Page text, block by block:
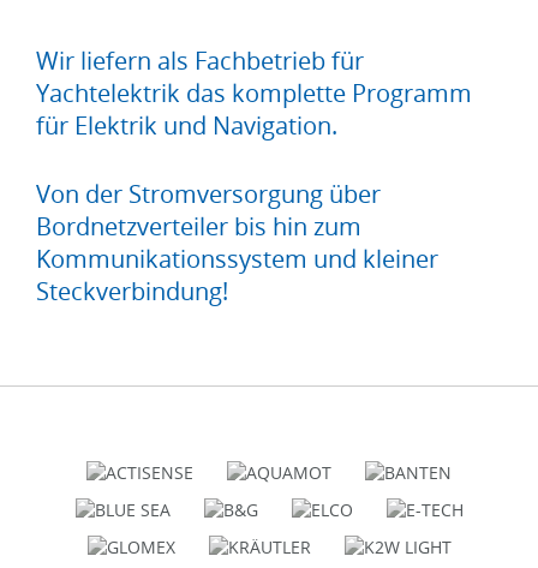
Wir liefern als Fachbetrieb für
Yachtelektrik das komplette Programm
für Elektrik und Navigation.
Von der Stromversorgung über
Bordnetzverteiler bis hin zum
Kommunikationssystem und kleiner
Steckverbindung!